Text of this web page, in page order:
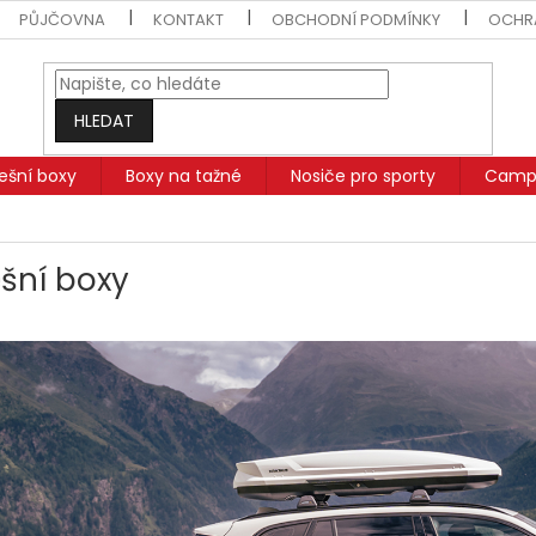
PŮJČOVNA KONTAKT OBCHODNÍ PODMÍNKY
HLEDAT
boxy Boxy na tažné Nosiče pro sporty
boxy